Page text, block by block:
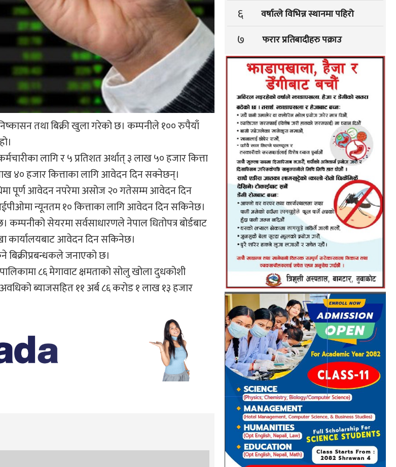
तथा बिक्री खुला गरेको छ। कम्पनीले १०० रुपैयाँ
लागि र ५ प्रतिशत अर्थात् ३ लाख ५० हजार कित्ता
४० हजार कित्ताका लागि आवेदन दिन सक्नेछन्।
पूर्ण आवेदन नपरेमा असोज २० गतेसम्म आवेदन दिन
न्यूनतम १० कित्ताका लागि आवेदन दिन सकिनेछ।
सेयरमा सर्वसाधारणले नेपाल धितोपत्र बोर्डबाट
कार्यालयबाट आवेदन दिन सकिनेछ।
जनाएको छ।
८६ मेगावाट क्षमताको सोलु खोला दुधकोशी
ब्याजसहित ११ अर्ब ८६ करोड १ लाख १३ हजार
६ वर्षात्ले विभिन्न स्थानमा पहिरो
७ फरार प्रतिबादीहरु पक्राउ